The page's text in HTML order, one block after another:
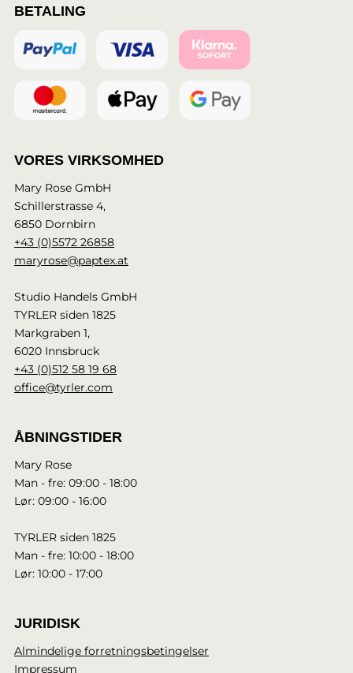
BETALING
VORES VIRKSOMHED
Mary Rose GmbH
Schillerstrasse 4,
6850 Dornbirn
+43 (0)5572 26858
maryrose@paptex.at
Studio Handels GmbH
TYRLER siden 1825
Markgraben 1,
6020 Innsbruck
+43 (0)512 58 19 68
office@tyrler.com
ÅBNINGSTIDER
Mary Rose
Man - fre: 09:00 - 18:00
Lør: 09:00 - 16:00
TYRLER siden 1825
Man - fre: 10:00 - 18:00
Lør: 10:00 - 17:00
JURIDISK
Almindelige forretningsbetingelser
Impressum